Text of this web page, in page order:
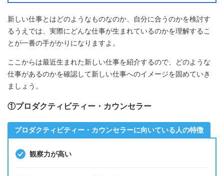
新しい仕事とはどのようなものなのか、自分に合うのかを検討す
るうえでは、実際にどんな仕事が生まれているのかを理解するこ
とが一番の手がかりになりますよ。
ここからは最近生まれた新しい仕事を紹介するので、どのような
仕事があるのかを確認して新しい仕事へのイメージを固めていき
ましょう。
①プロダクティビティー・カウンセラー
プロダクティビティー・カウンセラーに向いている人の特徴
観察力が高い